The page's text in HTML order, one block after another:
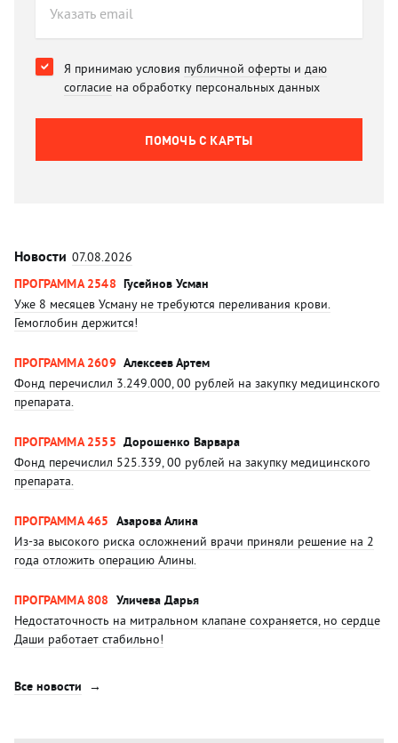
Я принимаю условия публичной оферты и даю
согласие на обработку персональных данных
ПОМОЧЬ C КАРТЫ
Новости 07.08.2026
ПРОГРАММА 2548 Гусейнов Усман
Уже 8 месяцев Усману не требуются переливания крови.
Гемоглобин держится!
ПРОГРАММА 2609 Алексеев Артем
Фонд перечислил 3.249.000, 00 рублей на закупку медицинского
препарата.
ПРОГРАММА 2555 Дорошенко Варвара
Фонд перечислил 525.339, 00 рублей на закупку медицинского
препарата.
ПРОГРАММА 465 Азарова Алина
Из-за высокого риска осложнений врачи приняли решение на 2
года отложить операцию Алины.
ПРОГРАММА 808 Уличева Дарья
Недостаточность на митральном клапане сохраняется, но сердце
Даши работает стабильно!
Все новости